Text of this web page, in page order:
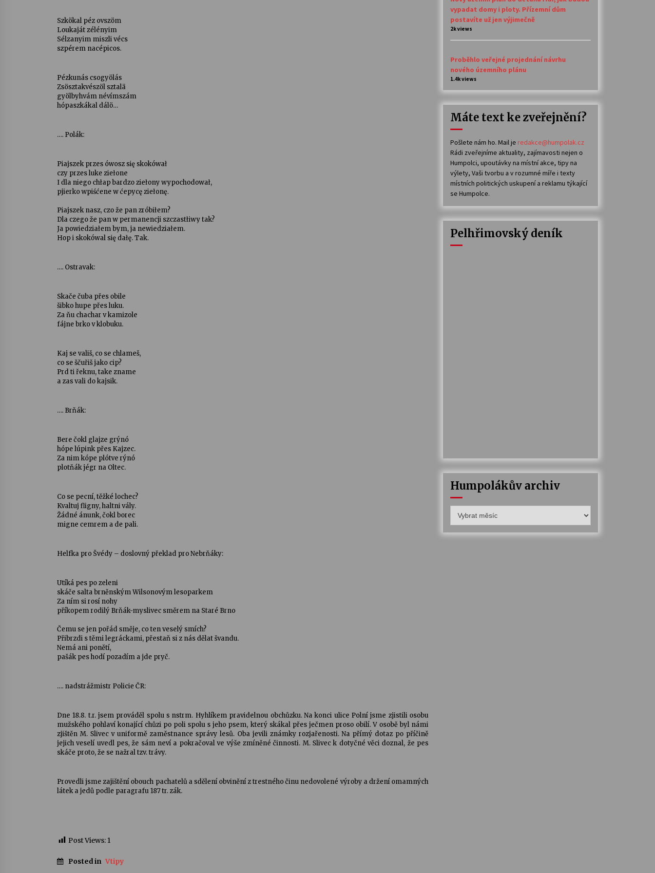
Szkökal péz ovszöm
Loukaját zélényim
Sélzanyim miszli vécs
szpérem nacépicos.
Pézkunás csogyölás
Zsösztakvészöl sztalä
gyölbyhvám névímszám
hópaszkákal dálö…
…. Polák:
Piajszek przes ówosz się skokówał
czy przes luke ziełone
I dla niego chłap bardzo ziełony wypochodował,
pjierko wpiśćene w ćepycę ziełonę.
Piajszek nasz, czo že pan zróbiłem?
Dla czego že pan w permanencji szczastłiwy tak?
Ja powiedziałem bym, ja newiedziałem.
Hop i skokówal się dałę. Tak.
…. Ostravak:
Skače čuba přes obile
šibko hupe přes luku.
Za ňu chachar v kamizole
fájne brko v klobuku.
Kaj se vališ, co se chlameš,
co se ščuřiš jako cip?
Prd ti řeknu, take zname
a zas vali do kajsik.
…. Brňák:
Bere čokl glajze grýnó
hópe lúpink přes Kajzec.
Za nim kópe plótve rýnó
plotňák jégr na Oltec.
Co se pecní, těžké lochec?
Kvaltuj fligny, haltni vály.
Žádné ánunk, čokl borec
migne cemrem a de pali.
Helfka pro Švédy – doslovný překlad pro Nebrňáky:
Utíká pes po zeleni
skáče salta brněnským Wilsonovým lesoparkem
Za ním si rosí nohy
příkopem rodilý Brňák-myslivec směrem na Staré Brno
Čemu se jen pořád směje, co ten veselý smích?
Přibrzdi s těmi legráckami, přestaň si z nás dělat švandu.
Nemá ani ponětí,
pašák pes hodí pozadím a jde pryč.
…. nadstrážmistr Policie ČR:
Dne 18.8. t.r. jsem prováděl spolu s nstrm. Hyhlíkem pravidelnou obchůzku. Na konci ulice Polní jsme zjistili osobu
mužského pohlaví konající chůzi po poli spolu s jeho psem, který skákal přes ječmen proso obilí. V osobě byl námi
zjištěn M. Slivec v uniformě zaměstnance správy lesů. Oba jevili známky rozjařenosti. Na přímý dotaz po příčině
jejich veselí uvedl pes, že sám neví a pokračoval ve výše zmíněné činnosti. M. Slivec k dotyčné věci doznal, že pes
skáče proto, že se nažral tzv. trávy.
Provedli jsme zajištění obouch pachatelů a sdělení obvinění z trestného činu nedovolené výroby a držení omamných
látek a jedů podle paragrafu 187 tr. zák.
Post Views: 1
Posted in Vtipy
vypadat domy i ploty. Přízemní dům
postavíte už jen výjimečně
2k views
Proběhlo veřejné projednání návrhu
nového územního plánu
1.4k views
Máte text ke zveřejnění?
Pošlete nám ho. Mail je redakce@humpolak.cz
Rádi zveřejníme aktuality, zajímavosti nejen o
Humpolci, upoutávky na místní akce, tipy na
výlety, Vaši tvorbu a v rozumné míře i texty
místních politických uskupení a reklamu týkající
se Humpolce.
Pelhřimovský deník
Humpolákův archiv
archiv